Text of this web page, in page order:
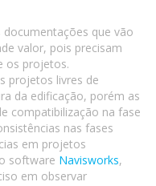
que vão
valor, pois precisam
os projetos.
projetos livres de
da edificação, porém as
compatibilização na fase
nas fases
em projetos
software Navisworks,
em observar